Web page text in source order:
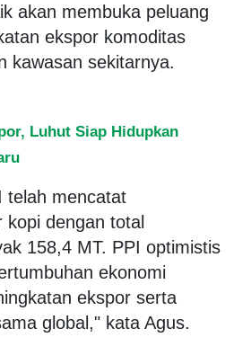
akan membuka peluang
ekspor komoditas
kawasan sekitarnya.
Luhut Siap Hidupkan
telah mencatat
kopi dengan total
158,4 MT. PPI optimistis
ekonomi
ekspor serta
global," kata Agus.